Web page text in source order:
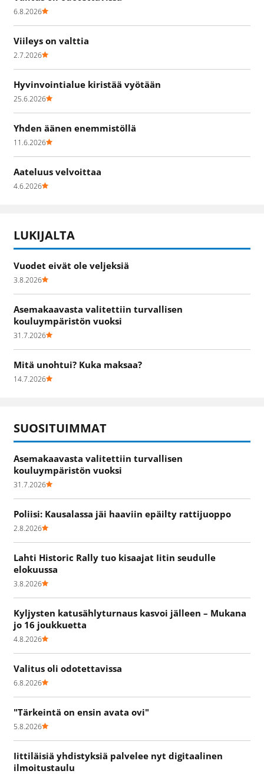
6.8.2026
Viileys on valttia
2.7.2026
Hyvinvointialue kiristää vyötään
25.6.2026
Yhden äänen enemmistöllä
11.6.2026
Aateluus velvoittaa
4.6.2026
LUKIJALTA
Vuodet eivät ole veljeksiä
3.8.2026
Asemakaavasta valitettiin turvallisen
kouluympäristön vuoksi
31.7.2026
Mitä unohtui? Kuka maksaa?
14.7.2026
SUOSITUIMMAT
Asemakaavasta valitettiin turvallisen
kouluympäristön vuoksi
31.7.2026
Poliisi: Kausalassa jäi haaviin epäilty rattijuoppo
2.8.2026
Lahti Historic Rally tuo kisaajat Iitin seudulle
elokuussa
3.8.2026
Kyljysten katusählyturnaus kasvoi jälleen – Mukana
jo 16 joukkuetta
4.8.2026
Valitus oli odotettavissa
6.8.2026
"Tärkeintä on ensin avata ovi"
5.8.2026
Iittiläisiä yhdistyksiä palvelee nyt digitaalinen
ilmoitustaulu